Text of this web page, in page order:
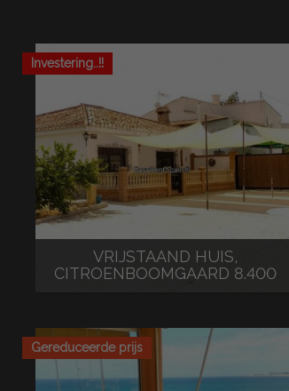
Investering..!!
VRIJSTAAND HUIS,
CITROENBOOMGAARD 8.400
Gereduceerde prijs